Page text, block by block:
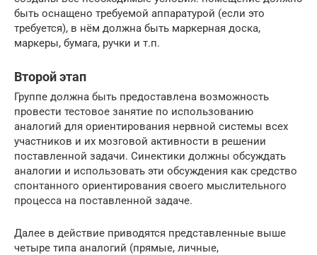
быть оснащено требуемой аппаратурой (если это
требуется), в нём должна быть маркерная доска,
маркеры, бумага, ручки и т.п.
Второй этап
Группе должна быть предоставлена возможность
провести тестовое занятие по использованию
аналогий для ориентирования нервной системы всех
участников и их мозговой активности в решении
поставленной задачи. Синектики должны обсуждать
аналогии и использовать эти обсуждения как средство
спонтанного ориентирования своего мыслительного
процесса на поставленной задаче.
Далее в действие приводятся представленные выше
четыре типа аналогий (прямые, личные,